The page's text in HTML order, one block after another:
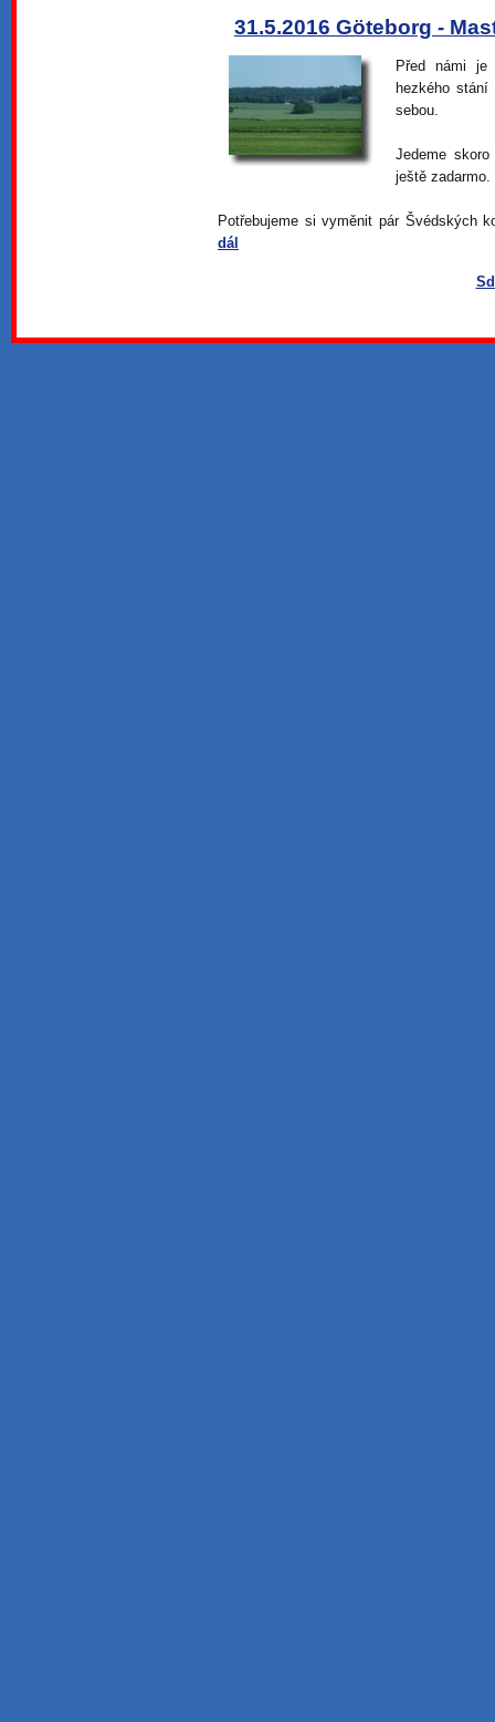
31.5.2016 Göteborg -
Před námi je
hezkého stání
sebou.
Jedeme
ještě
Potřebujeme si vyměnit pár Švédských
dál